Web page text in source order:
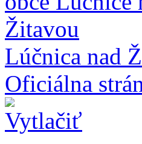
Lúčnica nad
Oficiálna